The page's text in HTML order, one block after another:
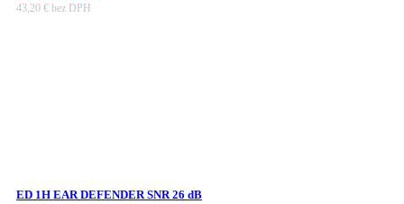
43,20 € bez DPH
ED 1H EAR DEFENDER SNR 26 dB